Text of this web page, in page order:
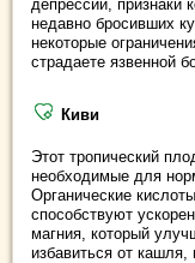
депрессии, признаки
недавно бросивших
некоторые
страдаете язвенной
Киви
Этот тропический
необходимые для
Органические
способствуют
магния, который
избавиться от